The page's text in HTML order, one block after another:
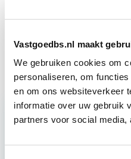
Vastgoedbs.nl maakt
We gebruiken cookies om
personaliseren, om
en om ons websiteverkeer
informatie over uw gebruik
partners voor social media,
Vastgoed